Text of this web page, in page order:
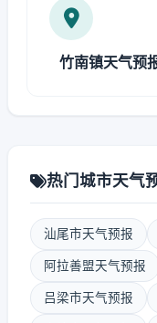
竹南镇天气预
热门城市天气
汕尾市天气预报
阿拉善盟天气预报
吕梁市天气预报